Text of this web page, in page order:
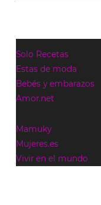
Solo Recetas
Estas de moda
Bebés y embarazos
Amor.net
Mamuky
Mujeres.es
Vivir en el mundo